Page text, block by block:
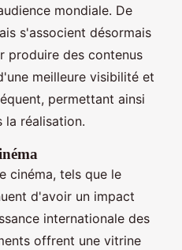
mondiale. De
s'associent désormais
produire des contenus
meilleure visibilité et
permettant ainsi
la réalisation.
cinéma, tels que le
d'avoir un impact
internationale des
offrent une vitrine